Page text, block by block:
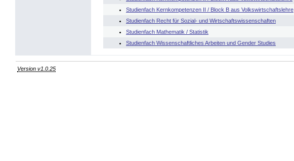
Studienfach Kernkompetenzen II / Block B aus Volkswirtschaftslehre
Studienfach Recht für Sozial- und Wirtschaftswissenschaften
Studienfach Mathematik / Statistik
Studienfach Wissenschaftliches Arbeiten und Gender Studies
Version v1.0.25